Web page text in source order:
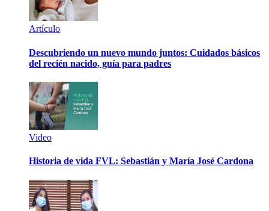
Artículo
Descubriendo un nuevo mundo juntos: Cuidados básicos
del recién nacido, guía para padres
Video
Historia de vida FVL: Sebastián y María José Cardona